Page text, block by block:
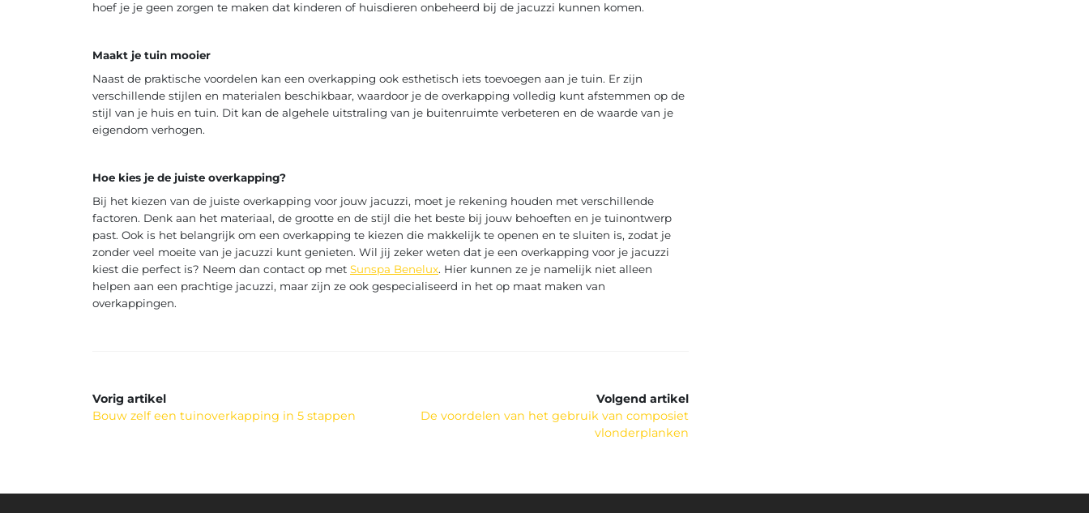
hoef je je geen zorgen te maken dat kinderen of huisdieren onbeheerd bij de jacuzzi kunnen komen.
Maakt je tuin mooier
Naast de praktische voordelen kan een overkapping ook esthetisch iets toevoegen aan je tuin. Er zijn
verschillende stijlen en materialen beschikbaar, waardoor je de overkapping volledig kunt afstemmen op de
stijl van je huis en tuin. Dit kan de algehele uitstraling van je buitenruimte verbeteren en de waarde van je
eigendom verhogen.
Hoe kies je de juiste overkapping?
Bij het kiezen van de juiste overkapping voor jouw jacuzzi, moet je rekening houden met verschillende
factoren. Denk aan het materiaal, de grootte en de stijl die het beste bij jouw behoeften en je tuinontwerp
past. Ook is het belangrijk om een overkapping te kiezen die makkelijk te openen en te sluiten is, zodat je
zonder veel moeite van je jacuzzi kunt genieten. Wil jij zeker weten dat je een overkapping voor je jacuzzi
kiest die perfect is? Neem dan contact op met Sunspa Benelux. Hier kunnen ze je namelijk niet alleen
helpen aan een prachtige jacuzzi, maar zijn ze ook gespecialiseerd in het op maat maken van
overkappingen.
Vorig artikel
Bouw zelf een tuinoverkapping in 5 stappen
Volgend artikel
De voordelen van het gebruik van composiet
vlonderplanken